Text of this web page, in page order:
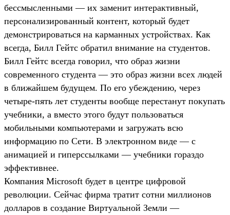
бессмысленными — их заменит интерактивный,
персонализированный контент, который будет
демонстрироваться на карманных устройствах. Как
всегда, Билл Гейтс обратил внимание на студентов.
Билл Гейтс всегда говорил, что образ жизни
современного студента — это образ жизни всех людей
в ближайшем будущем. По его убеждению, через
четыре-пять лет студенты вообще перестанут покупать
учебники, а вместо этого будут пользоваться
мобильными компьютерами и загружать всю
информацию по Сети. В электронном виде — с
анимацией и гиперссылками — учебники гораздо
эффективнее.
Компания Microsoft будет в центре цифровой
революции. Сейчас фирма тратит сотни миллионов
долларов в создание Виртуальной Земли —